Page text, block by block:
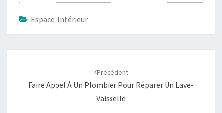
Espace Intérieur
Précédent
Faire Appel À Un Plombier Pour Réparer Un Lave-
Vaisselle